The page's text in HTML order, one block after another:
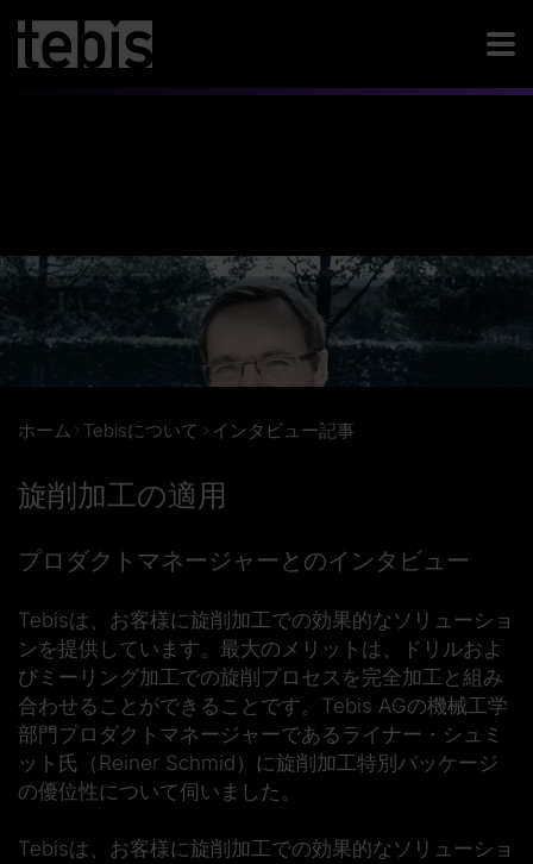
ホーム Tebisについて インタビュー記事
旋削加工の適用
プロダクトマネージャーとのインタビュー
Tebisは、お客様に旋削加工での効果的なソリューショ
ンを提供しています。最大のメリットは、ドリルおよ
びミーリング加工での旋削プロセスを完全加工と組み
合わせることができることです。Tebis AGの機械工学
部門プロダクトマネージャーであるライナー・シュミ
ット氏（Reiner Schmid）に旋削加工特別パッケージ
の優位性について伺いました。
Tebisは、お客様に旋削加工での効果的なソリューショ